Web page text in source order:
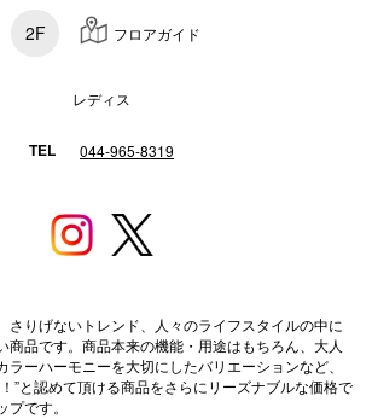
2F フロアガイド
レディス
TEL 044-965-8319
さりげないトレンド、人々のライフスタイルの中に
商品です。商品本来の機能・用途はもちろん、大人
ーハーモニーを大切にしたバリエーションなど、
”と認めて頂ける商品をさらにリーズナブルな価格で
です。
新百合丘